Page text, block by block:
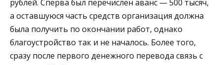
рублей. Сперва был перечислен аванс — 500 тысяч,
а оставшуюся часть средств организация должна
была получить по окончании работ, однако
благоустройство так и не началось. Более того,
сразу после первого денежного перевода связь с